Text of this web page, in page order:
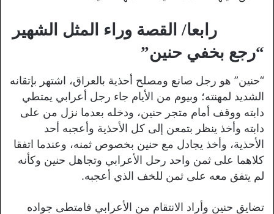
رابعا/ القصة وراء المثل الشهير
“رجع بخفي حنين”
“حنين” هو رجل صانع ومصلح أحذية بالعراق، اشتهر بإتقانه
الشديد لمهنته؛ وبيوم من الأيام جاء رجل أعرابي يمتطي
دابته ووقف أمام متجر حنين، ودخله بعدما نزل من على
دابته وأخذ ينظر بتمعن إلى كل الأحذية وأعجبه أحد
الأحذية، وأخذ يجادل مع حنين بخصوص ثمنه، وعندما اتفقا
كلاهما على ثمن واحد رحل الأعرابي وتجاهل حنين وكأنه
لم يتفق معه على ثمن للخف الذي أعجبه.
تضايق حنين وأراد الانتقام من الأعرابي فامتطى جواده